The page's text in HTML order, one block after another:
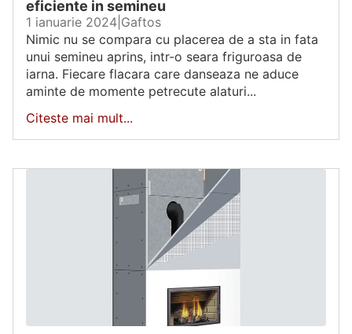
eficiente in semineu
1 ianuarie 2024 Gaftos
Nimic nu se compara cu placerea de a sta in fata
unui semineu aprins, intr-o seara friguroasa de
iarna. Fiecare flacara care danseaza ne aduce
aminte de momente petrecute alaturi...
Citeste mai mult...